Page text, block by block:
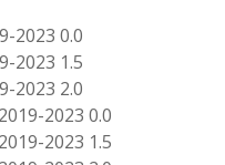
2023 0.0
2023 1.5
2023 2.0
2023 0.0
2023 1.5